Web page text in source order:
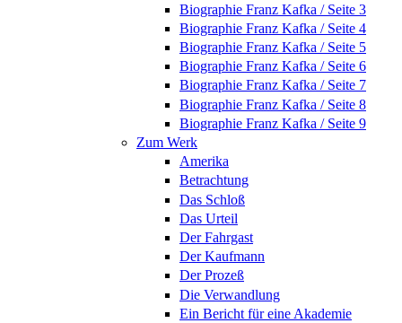
Biographie Franz Kafka / Seite 3
Biographie Franz Kafka / Seite 4
Biographie Franz Kafka / Seite 5
Biographie Franz Kafka / Seite 6
Biographie Franz Kafka / Seite 7
Biographie Franz Kafka / Seite 8
Biographie Franz Kafka / Seite 9
Zum Werk
Amerika
Betrachtung
Das Schloß
Das Urteil
Der Fahrgast
Der Kaufmann
Der Prozeß
Die Verwandlung
Ein Bericht für eine Akademie